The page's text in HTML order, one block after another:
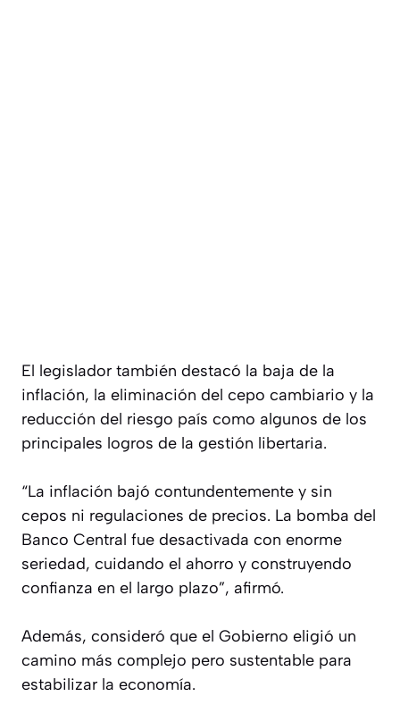
El legislador también destacó la baja de la
inflación, la eliminación del cepo cambiario y la
reducción del riesgo país como algunos de los
principales logros de la gestión libertaria.
“La inflación bajó contundentemente y sin
cepos ni regulaciones de precios. La bomba del
Banco Central fue desactivada con enorme
seriedad, cuidando el ahorro y construyendo
confianza en el largo plazo”, afirmó.
Además, consideró que el Gobierno eligió un
camino más complejo pero sustentable para
estabilizar la economía.